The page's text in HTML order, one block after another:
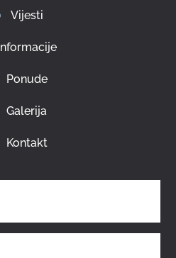
Vijesti
Informacije
Ponude
Galerija
Kontakt